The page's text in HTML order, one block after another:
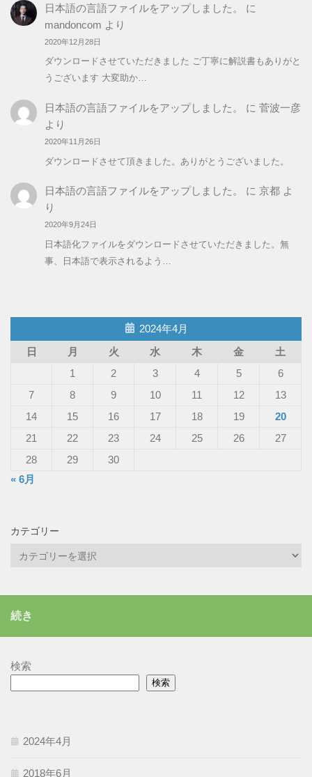
日本語の言語ファイルをアップしました。
に
mandoncom より
2020年12月28日
ダウンロードさせていただきました ご丁寧に解説書もありがと
うございます 大変助か…
日本語の言語ファイルをアップしました。 に 菅波一彦
より
2020年11月26日
ダウンロードさせて頂きました。ありがとうございました。
日本語の言語ファイルをアップしました。 に 京都よ
り
2020年9月24日
日本語化ファイルをダウンロードさせていただきました。無
事、日本語で表示されるよう…
2024年4月
日
月 火 水 木 金
土
1
2 3 4 5
6
7
8 9 10 11 12
13
14
15 16 17 18 19
20
21
22 23 24 25 26
27
28
29
30
« 6月
カテゴリー
ー
続き
検索
検索
2024年4月
2018年6月